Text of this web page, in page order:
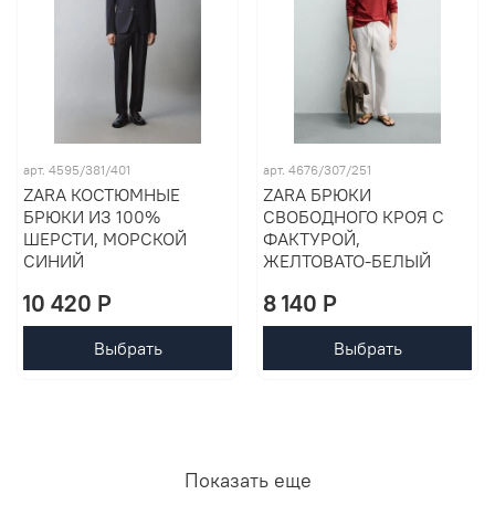
арт. 4595/381/401
ZARA КОСТЮМНЫЕ
БРЮКИ ИЗ 100%
ШЕРСТИ, МОРСКОЙ
СИНИЙ
10 420 P
Выбрать
арт. 4676/307/251
ZARA БРЮКИ
СВОБОДНОГО КРОЯ С
ФАКТУРОЙ,
ЖЕЛТОВАТО-БЕЛЫЙ
8 140 P
Выбрать
Показать еще